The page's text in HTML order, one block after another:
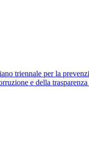
triennale per la
e della trasparenza